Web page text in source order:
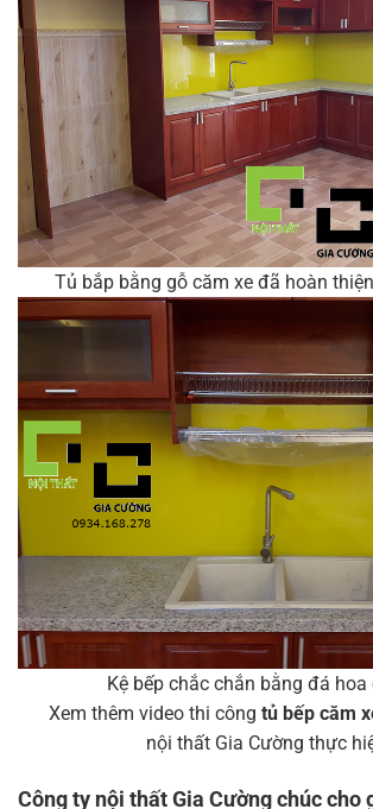
Tủ bắp bằng gỗ căm xe đã hoàn
Kệ bếp chắc chắn bằng đá hoa
Xem thêm video thi công tủ bếp căm
nội thất Gia Cường thực
Công ty nội thất Gia Cườngchúc cho